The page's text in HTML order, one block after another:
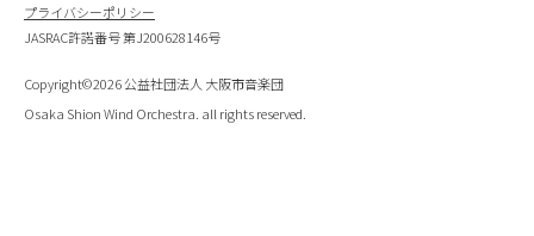
プライバシーポリシー
JASRAC許諾番号 第J200628146号
Copyright©2026 公益社団法人 大阪市音楽団
Osaka Shion Wind Orchestra. all rights reserved.